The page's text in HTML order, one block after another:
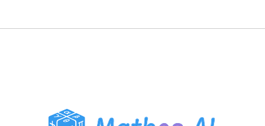
Assistente Compiti PDF